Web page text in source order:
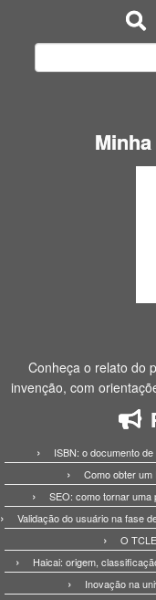
Conheça o relato do
invenção, com
ISBN: o documento
Como obter
SEO: como tornar uma
Validação do usuário na fase
O
Haicai: origem,
Inovação na